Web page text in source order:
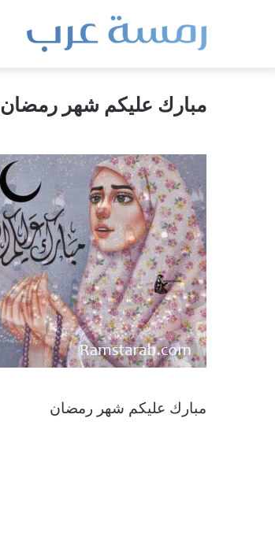
مبارك عليكم شهر رمضان
مبارك عليكم شهر رمضان